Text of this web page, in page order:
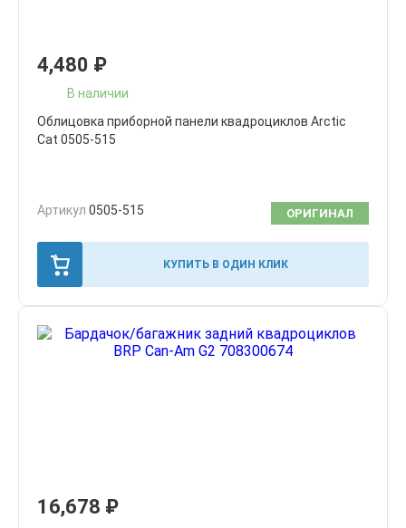
4,480 ₽
В наличии
Облицовка приборной панели квадроциклов Arctic
Cat 0505-515
Артикул 0505-515 ОРИГИНАЛ
КУПИТЬ В ОДИН КЛИК
16,678 ₽